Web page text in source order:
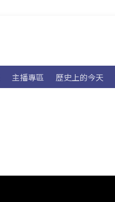
主播專區 歷史上的今天